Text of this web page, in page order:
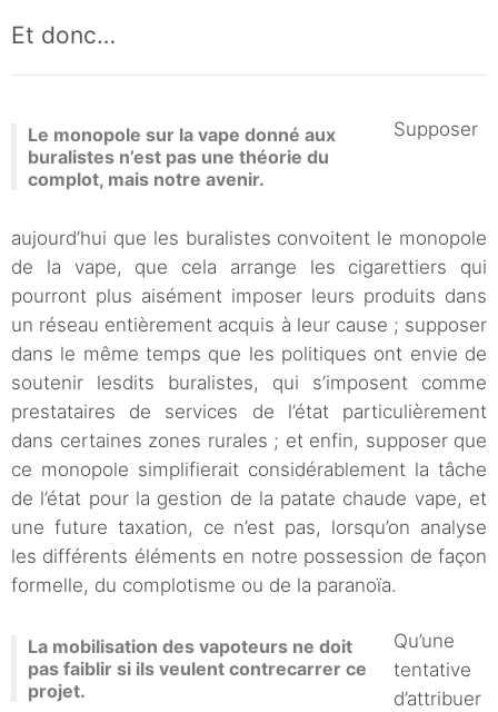
Et donc…
Le monopole sur la vape donné aux
buralistes n’est pas une théorie du
complot, mais notre avenir.
Supposer
aujourd’hui que les buralistes convoitent le monopole
de la vape, que cela arrange les cigarettiers qui
pourront plus aisément imposer leurs produits dans
un réseau entièrement acquis à leur cause ; supposer
dans le même temps que les politiques ont envie de
soutenir lesdits buralistes, qui s’imposent comme
prestataires de services de l’état particulièrement
dans certaines zones rurales ; et enfin, supposer que
ce monopole simplifierait considérablement la tâche
de l’état pour la gestion de la patate chaude vape, et
une future taxation, ce n’est pas, lorsqu’on analyse
les différents éléments en notre possession de façon
formelle, du complotisme ou de la paranoïa.
La mobilisation des vapoteurs ne doit
pas faiblir si ils veulent contrecarrer ce
projet.
Qu’une
tentative
d’attribuer